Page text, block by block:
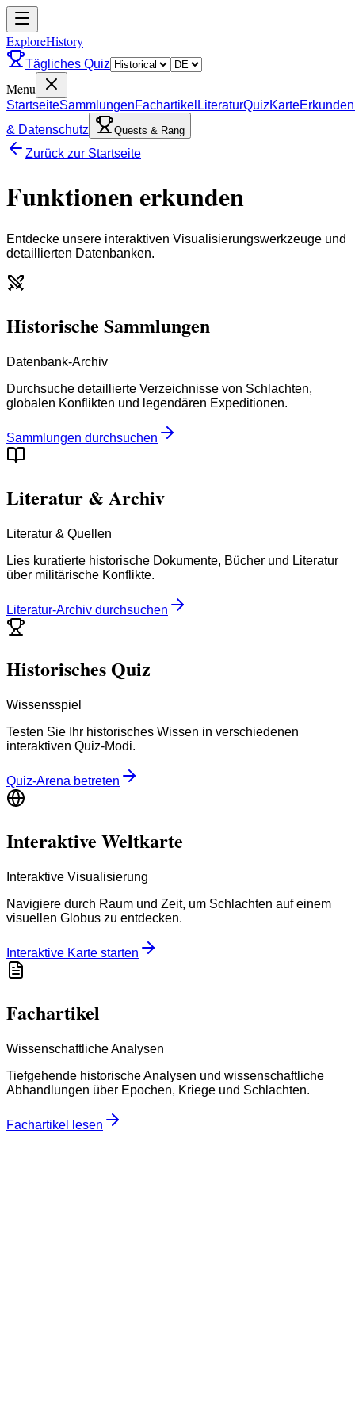
ExploreHistory
Tägliches Quiz
Menu
StartseiteSammlungenFachartikel LiteraturQuizKarteErkunden
& Datenschutz
Quests & Rang
Zurück zur Startseite
Funktionen erkunden
Entdecke unsere interaktiven Visualisierungswerkzeuge und
detaillierten Datenbanken.
Historische Sammlungen
Datenbank-Archiv
Durchsuche detaillierte Verzeichnisse von Schlachten,
globalen Konflikten und legendären Expeditionen.
Sammlungen durchsuchen
Literatur & Archiv
Literatur & Quellen
Lies kuratierte historische Dokumente, Bücher und Literatur
über militärische Konflikte.
Literatur-Archiv durchsuchen
Historisches Quiz
Wissensspiel
Testen Sie Ihr historisches Wissen in verschiedenen
interaktiven Quiz-Modi.
Quiz-Arena betreten
Interaktive Weltkarte
Interaktive Visualisierung
Navigiere durch Raum und Zeit, um Schlachten auf einem
visuellen Globus zu entdecken.
Interaktive Karte starten
Fachartikel
Wissenschaftliche Analysen
Tiefgehende historische Analysen und wissenschaftliche
Abhandlungen über Epochen, Kriege und Schlachten.
Fachartikel lesen